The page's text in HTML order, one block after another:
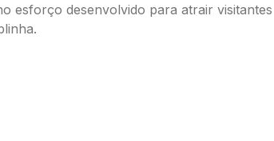
esforço desenvolvido para atrair visitantes